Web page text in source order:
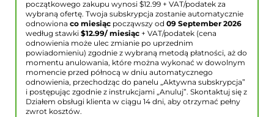
początkowego zakupu wynosi $12.99 + VAT/podatek za
wybraną ofertę. Twoja subskrypcja zostanie automatycznie
odnowiona co miesiąc począwszy od 09 September 2026
według stawki $12.99/ miesiąc + VAT/podatek (cena
odnowienia może ulec zmianie po uprzednim
powiadomieniu) zgodnie z wybraną metodą płatności, aż do
momentu anulowania, które można wykonać w dowolnym
momencie przed północą w dniu automatycznego
odnowienia, przechodząc do panelu „Aktywna subskrypcja”
i postępując zgodnie z instrukcjami „Anuluj”. Skontaktuj się z
Działem obsługi klienta w ciągu 14 dni, aby otrzymać pełny
zwrot kosztów.